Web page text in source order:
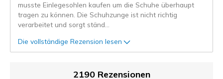
musste Einlegesohlen kaufen um die Schuhe überhaupt
tragen zu können. Die Schuhzunge ist nicht richtig
verarbeitet und sorgt ständ
Die vollständige Rezension lesen
2190 Rezensionen